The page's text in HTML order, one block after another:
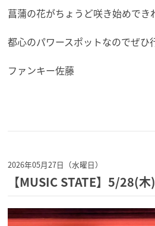
菖蒲の花がちょうど咲き始めで
都心のパワースポットなのでぜ
ファンキー佐藤
2026年05月27日（水曜日）
【MUSIC STATE】5/28(